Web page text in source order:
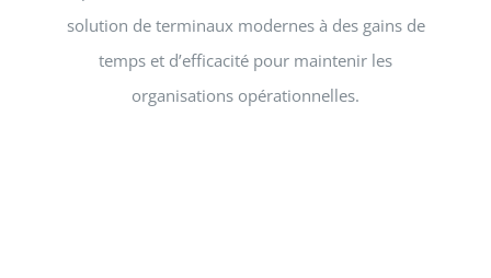
solution de terminaux modernes à des gains de
temps et d’efficacité pour maintenir les
organisations opérationnelles.